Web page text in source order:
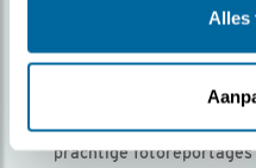
Alles
Ontvang 5 x
Vogels is het tijdschrift
prachtige